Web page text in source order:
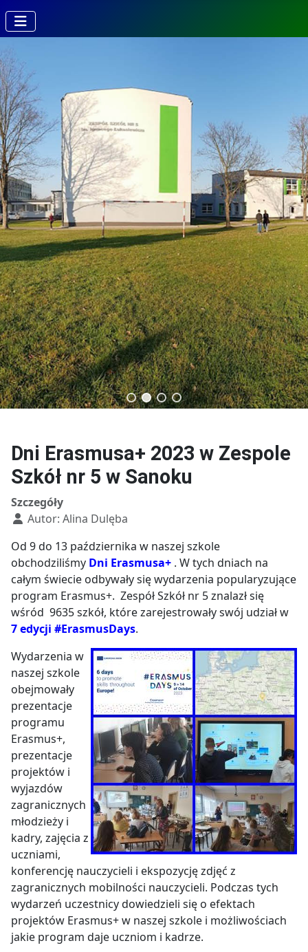
Kierunki w
Technikum
Technik fotografii i
multimediów
Technik budownictwa
Technik usług fryzjerskich
Dni Erasmusa+ 2023 w Zespole
Szkół nr 5 w Sanoku
Szczegóły
Autor: Alina Dulęba
Od 9 do 13 października w naszej szkole
obchodziliśmy Dni Erasmusa+ . W tych dniach na
całym świecie odbywały się wydarzenia popularyzujące
program Erasmus+. Zespół Szkół nr 5 znalazł się
wśród 9635 szkół, które zarejestrowały swój udział w
7 edycji #ErasmusDays.
Wydarzenia w
naszej szkole
obejmowały
prezentacje
programu
Erasmus+,
prezentacje
projektów i
wyjazdów
zagranicznych
młodzieży i
kadry, zajęcia z
uczniami,
konferencję nauczycieli i ekspozycję zdjęć z
zagranicznych mobilności nauczycieli. Podczas tych
wydarzeń uczestnicy dowiedzieli się o efektach
projektów Erasmus+ w naszej szkole i możliwościach
jakie program daje uczniom i kadrze.